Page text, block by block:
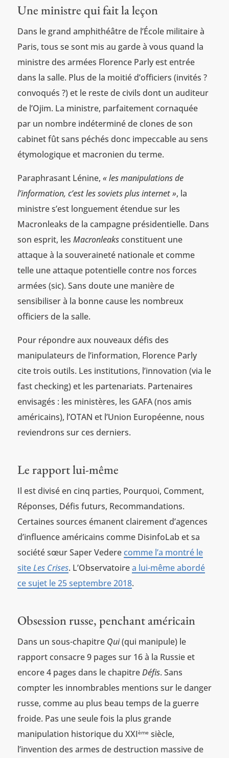
Une ministre qui fait la leçon
Dans le grand amphithéâtre de l’École militaire à
Paris, tous se sont mis au garde à vous quand la
ministre des armées Florence Parly est entrée
dans la salle. Plus de la moitié d’officiers (invités ?
convoqués ?) et le reste de civils dont un auditeur
de l’Ojim. La ministre, parfaitement cornaquée
par un nombre indéterminé de clones de son
cabinet fût sans péchés donc impeccable au sens
étymologique et macronien du terme.
Paraphrasant Lénine, « les manipulations de
l’information, c’est les soviets plus internet », la
ministre s’est longuement étendue sur les
Macronleaks de la campagne présidentielle. Dans
son esprit, les Macronleaksconstituent une
attaque à la souveraineté nationale et comme
telle une attaque potentielle contre nos forces
armées (sic). Sans doute une manière de
sensibiliser à la bonne cause les nombreux
officiers de la salle.
Pour répondre aux nouveaux défis des
manipulateurs de l’information, Florence Parly
cite trois outils. Les institutions, l’innovation (via le
fast checking) et les partenariats. Partenaires
envisagés : les ministères, les GAFA (nos amis
américains), l’OTAN et l’Union Européenne, nous
reviendrons sur ces derniers.
Le rapport lui-même
Il est divisé en cinq parties, Pourquoi, Comment,
Réponses, Défis futurs, Recommandations.
Certaines sources émanent clairement d’agences
d’influence américains comme DisinfoLab et sa
société sœur Saper Vedere comme l’a montré le
siteLes Crises. L’Observatoirea lui-même abordé
ce sujet le 25 septembre 2018.
Obsession russe, penchant américain
Dans un sous-chapitre Qui(qui manipule) le
rapport consacre 9 pages sur 16 à la Russie et
encore 4 pages dans le chapitreDéfis. Sans
compter les innombrables mentions sur le danger
russe, comme au plus beau temps de la guerre
froide. Pas une seule fois la plus grande
manipulation historique du XXIèmesiècle,
l’invention des armes de destruction massive de